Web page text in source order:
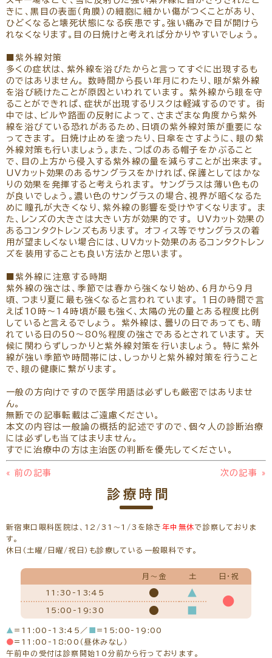
きに、黒目の表面（角膜）の細胞に細かい傷がつくことがあり、
ひどくなると壊死状態になる疾患です。強い痛みで目が開けら
れなくなります。目の日焼けと考えれば分かりやすいでしょう。
■紫外線対策
多くの症状は、紫外線を浴びたからと言ってすぐに出現するも
のではありません。 数時間から長い年月にわたり、眼が紫外線
を浴び続けたことが原因といわれています。 紫外線から眼を守
ることができれば、症状が出現するリスクは軽減するのです。 街
中では、ビルや路面の反射によって、さまざまな角度から紫外
線を浴びている恐れがあるため、日頃の紫外線対策が重要にな
ってきます。 日焼け止めを塗ったり、日傘をさすように、眼の紫
外線対策も行いましょう。また、つばのある帽子をかぶること
で、目の上方から侵入する紫外線の量を減らすことが出来ます。
UVカット効果のあるサングラスをかければ、保護としてはかな
りの効果を発揮すると考えられます。 サングラスは薄い色もの
が良いでしょう。濃い色のサングラスの場合、視界が暗くなるた
めに瞳孔が大きくなり、紫外線の影響を受けやすくなります。 ま
た、レンズの大きさは大きい方が効果的です。 UVカット効果の
あるコンタクトレンズもあります。 オフィス等でサングラスの着
用が望ましくない場合には、UVカット効果のあるコンタクトレン
ズを装用することも良い方法かと思います。
■紫外線に注意する時期
紫外線の強さは、季節では春から強くなり始め、６月から９月
頃、つまり夏に最も強くなると言われています。 １日の時間で言
えば10時～14時頃が最も強く、太陽の光の量とある程度比例
していると言えるでしょう。 紫外線は、曇りの日であっても、晴
れている日の50～80％程度の強さであるとされています。 天
候に関わらずしっかりと紫外線対策を行いましょう。 特に紫外
線が強い季節や時間帯には、しっかりと紫外線対策を行うこと
で、眼の健康に繋がります。
一般の方向けですので医学用語は必ずしも厳密ではありませ
ん。
無断での記事転載はご遠慮ください。
本文の内容は一般論の概括的記述ですので、個々人の診断治療
には必ずしも当てはまりません。
すでに治療中の方は主治医の判断を優先してください。
« 前の記事 次の記事 »
診療時間
新宿東口眼科医院は、12/31～1/3を除き 年中無休で診察しておりま
す。
休日（土曜/日曜/祝日）も診療している一般眼科です。
月～金 土 日・祝
11:30-13:45 ● ▲
●
15:00-19:30 ●
▲ =11:00-13:45／
=15:00-19:00
●=11:00-18:00（昼休みなし）
午前中の受付は診察開始10分前から行っております。